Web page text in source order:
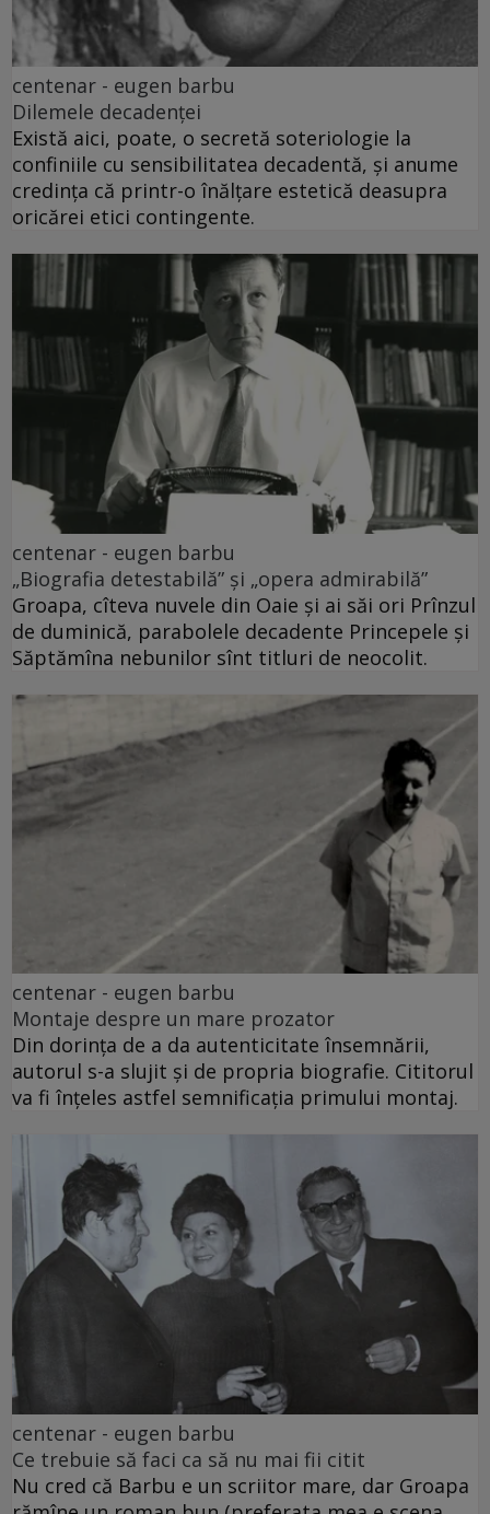
centenar - eugen barbu
Dilemele decadenței
Există aici, poate, o secretă soteriologie la
confiniile cu sensibilitatea decadentă, și anume
credința că printr-o înălțare estetică deasupra
oricărei etici contingente.
centenar - eugen barbu
„Biografia detestabilă” și „opera admirabilă”
Groapa, cîteva nuvele din Oaie și ai săi ori Prînzul
de duminică, parabolele decadente Princepele și
Săptămîna nebunilor sînt titluri de neocolit.
centenar - eugen barbu
Montaje despre un mare prozator
Din dorința de a da autenticitate însemnării,
autorul s-a slujit și de propria biografie. Cititorul
va fi înțeles astfel semnificația primului montaj.
centenar - eugen barbu
Ce trebuie să faci ca să nu mai fii citit
Nu cred că Barbu e un scriitor mare, dar Groapa